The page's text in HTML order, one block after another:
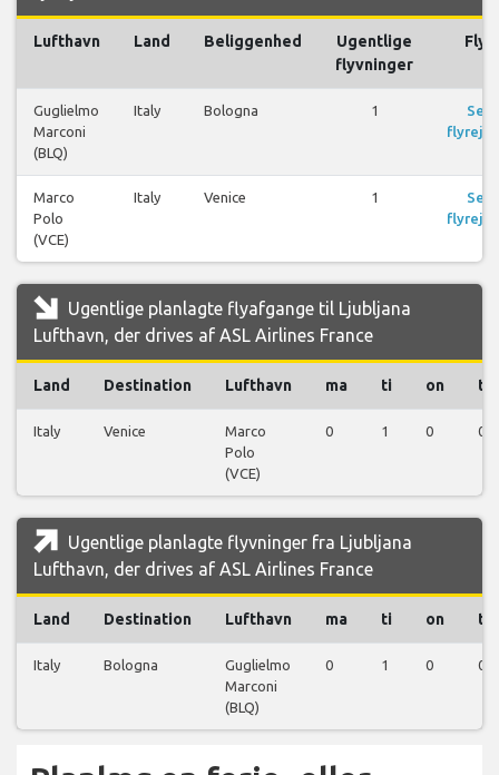
Lufthavn Land Beliggenhed
Ugentlige
flyvninger
Fly
Guglielmo
Marconi
(BLQ)
Italy Bologna 1
Se
Marco
Polo
(VCE)
Italy Venice 1
Se
Ugentlige planlagte flyafgange til Ljubljana
Lufthavn, der drives af ASL Airlines France
Land Destination Lufthavn ma ti on to
Italy Venice
Marco
Polo
(VCE)
0 1 0 0
Ugentlige planlagte flyvninger fra Ljubljana
Lufthavn, der drives af ASL Airlines France
Land Destination Lufthavn ma ti on to
Italy Bologna
Guglielmo
Marconi
(BLQ)
0 1 0 0